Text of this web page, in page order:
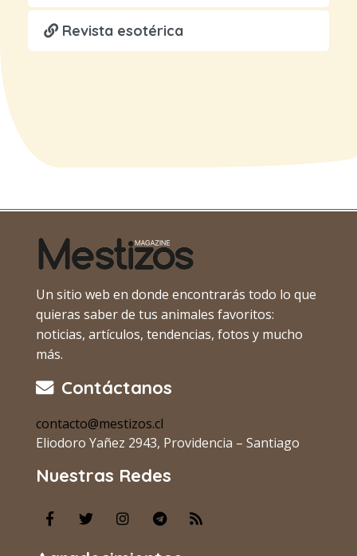
Revista esotérica
Un sitio web en donde encontrarás todo lo que
quieras saber de tus animales favoritos:
noticias, artículos, tendencias, fotos y mucho
más.
Contáctanos
contacto@mestizos.cl
Eliodoro Yañez 2943, Providencia – Santiago
Nuestras Redes